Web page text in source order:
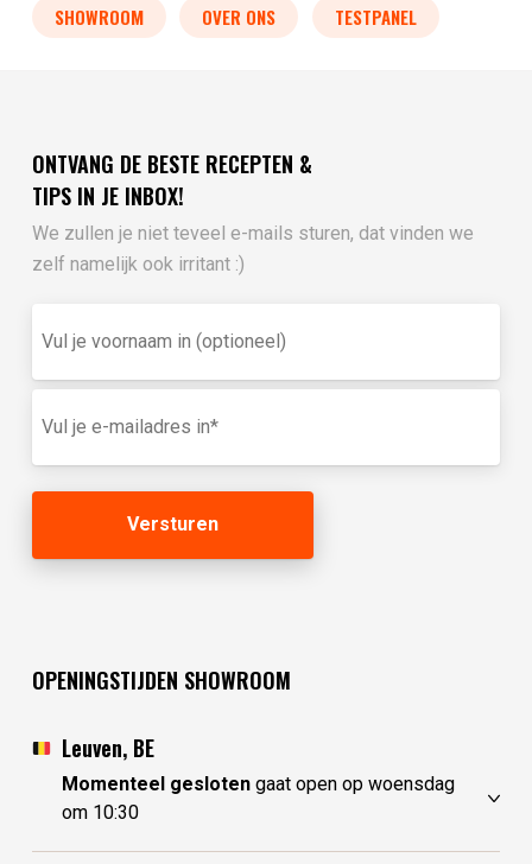
SHOWROOM OVER ONS TESTPANEL
ONTVANG DE BESTE RECEPTEN &
TIPS IN JE INBOX!
We zullen je niet teveel e-mails sturen, dat vinden we
zelf namelijk ook irritant :)
je
in
(optioneel)
mailadres
OPENINGSTIJDEN SHOWROOM
Leuven, BE
Momenteel geslotengaat open op woensdag
om 10:30
maandag
gesloten